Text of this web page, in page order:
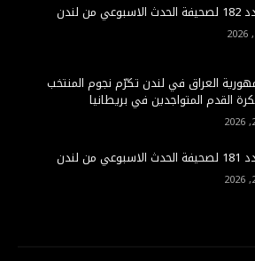
لندن
العراق في لندن تكرّم نجوم المنتخب
القدم المتواجدين في بريطانيا
لندن